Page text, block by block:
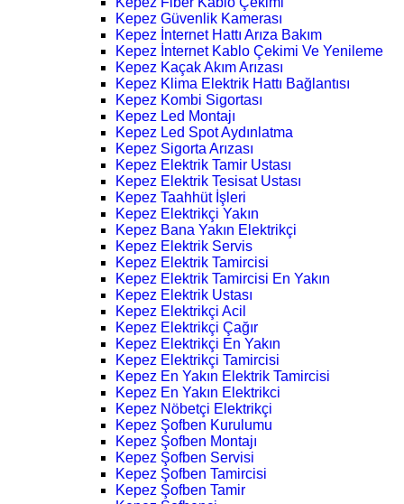
Kepez Güvenlik Kamerası
Kepez İnternet Hattı Arıza Bakım
Kepez İnternet Kablo Çekimi Ve Yenileme
Kepez Kaçak Akım Arızası
Kepez Klima Elektrik Hattı Bağlantısı
Kepez Kombi Sigortası
Kepez Led Montajı
Kepez Led Spot Aydınlatma
Kepez Sigorta Arızası
Kepez Elektrik Tamir Ustası
Kepez Elektrik Tesisat Ustası
Kepez Taahhüt İşleri
Kepez Elektrikçi Yakın
Kepez Bana Yakın Elektrikçi
Kepez Elektrik Servis
Kepez Elektrik Tamircisi
Kepez Elektrik Tamircisi En Yakın
Kepez Elektrik Ustası
Kepez Elektrikçi Acil
Kepez Elektrikçi Çağır
Kepez Elektrikçi En Yakın
Kepez Elektrikçi Tamircisi
Kepez En Yakın Elektrik Tamircisi
Kepez En Yakın Elektrikci
Kepez Nöbetçi Elektrikçi
Kepez Şofben Kurulumu
Kepez Şofben Montajı
Kepez Şofben Servisi
Kepez Şofben Tamircisi
Kepez Şofben Tamir